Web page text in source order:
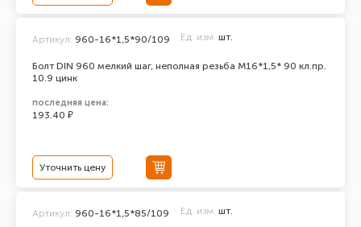
Болт DIN 960 мелкий шаг, неполная резьба M16*1,5* 90 кл.пр.
10.9 цинк
Артикул: 960-16*1,5*90/109 Ед. изм. шт.
последняя цена:
193.40 ₽
Уточнить цену
Артикул: 960-16*1,5*85/109 Ед. изм. шт.